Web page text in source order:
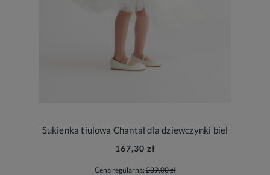
Sukienka tiulowa Chantal dla dziewczynki biel
167,30 zł
Cena regularna:239,00 zł